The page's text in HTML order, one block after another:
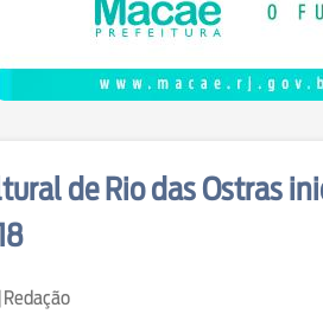
de Rio das Ostras
|Redação